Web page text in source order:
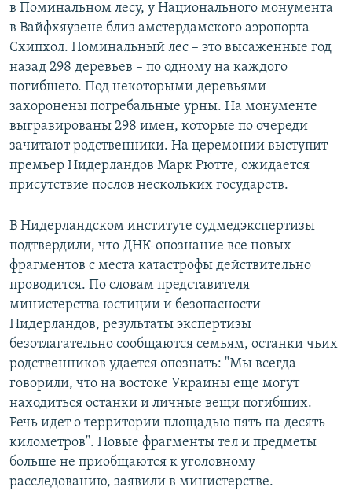
в Поминальном лесу, у Национального монумента
в Вайфхяузене близ амстердамского аэропорта
Схипхол. Поминальный лес – это высаженные год
назад 298 деревьев – по одному на каждого
погибшего. Под некоторыми деревьями
захоронены погребальные урны. На монументе
выгравированы 298 имен, которые по очереди
зачитают родственники. На церемонии выступит
премьер Нидерландов Марк Рютте, ожидается
присутствие послов нескольких государств.
В Нидерландском институте судмедэкспертизы
подтвердили, что ДНК-опознание все новых
фрагментов с места катастрофы действительно
проводится. По словам представителя
министерства юстиции и безопасности
Нидерландов, результаты экспертизы
безотлагательно сообщаются семьям, останки чьих
родственников удается опознать: "Мы всегда
говорили, что на востоке Украины еще могут
находиться останки и личные вещи погибших.
Речь идет о территории площадью пять на десять
километров". Новые фрагменты тел и предметы
больше не приобщаются к уголовному
расследованию, заявили в министерстве.